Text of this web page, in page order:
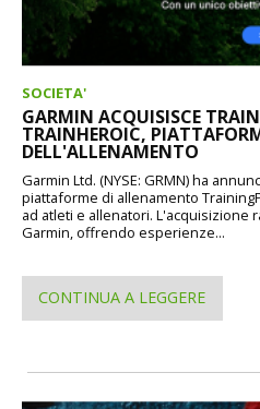
SOCIETA'
GARMIN ACQUISISCE
TRAINHEROIC,
DELL'ALLENAMENTO
Garmin Ltd. (NYSE: GRMN) ha
piattaforme di allenamento
ad atleti e allenatori. L'acquisizione
Garmin, offrendo esperienze...
CONTINUA A LEGGERE